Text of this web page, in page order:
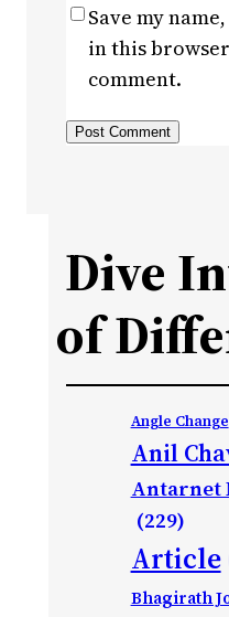
Save my
in this
comment.
Dive
of
Angle Change
Anil
Antarnet
(229)
Article
Bhagirath